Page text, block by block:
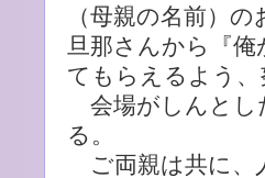
（母親の名前）
旦那さんから『
てもらえるよう
会場がしんとし
る。
ご両親は共に、